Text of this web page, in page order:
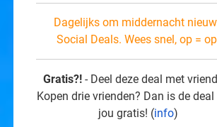
Dagelijks om middernacht
Social Deals. Wees snel, op =
Gratis?! - Deel deze deal met
Kopen drie vrienden? Dan is de
jou gratis! (info)